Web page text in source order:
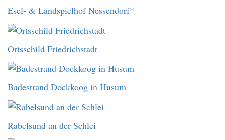
Esel- & Landspielhof Nessendorf*
Ortsschild Friedrichstadt
Badestrand Dockkoog in Husum
Rabelsund an der Schlei